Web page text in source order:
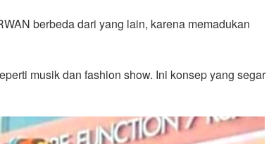
berbeda dari yang lain, karena memadukan
musik dan fashion show. Ini konsep yang segar